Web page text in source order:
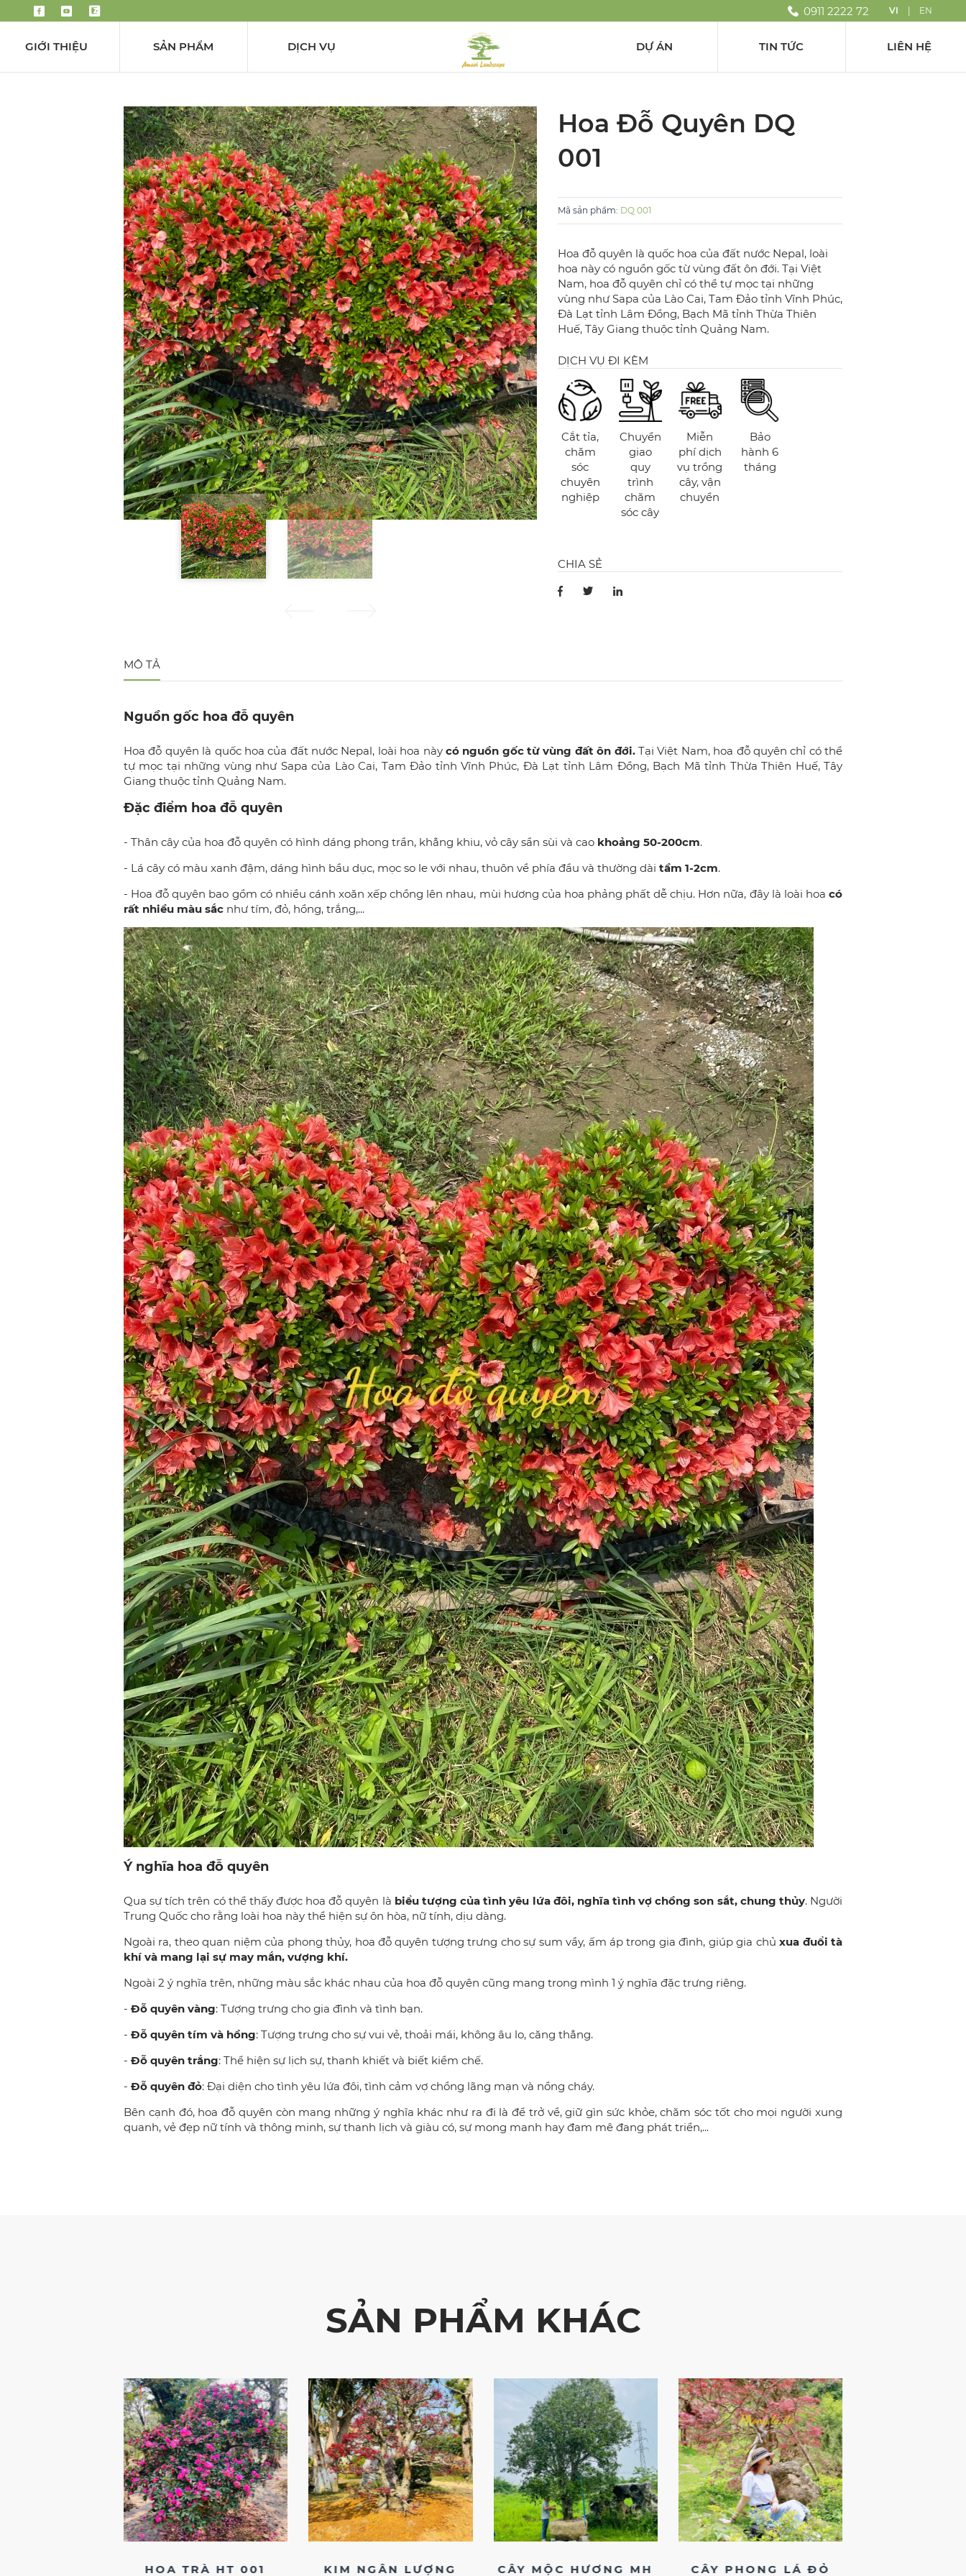
0911 2222 72 VI EN
GIỚI THIỆU SẢN PHẨM DỊCH VỤ DỰ ÁN TIN TỨC LIÊN HỆ
Hoa Đỗ Quyên DQ
001
Mã sản phẩm: DQ 001
Hoa đỗ quyên là quốc hoa của đất nước Nepal, loài
hoa này có nguồn gốc từ vùng đất ôn đới. Tại Việt
Nam, hoa đỗ quyên chỉ có thể tự mọc tại những
vùng như Sapa của Lào Cai, Tam Đảo tỉnh Vĩnh Phúc,
Đà Lạt tỉnh Lâm Đồng, Bạch Mã tỉnh Thừa Thiên
Huế, Tây Giang thuộc tỉnh Quảng Nam.
DỊCH VỤ ĐI KÈM
Cắt tỉa,
chăm
sóc
chuyên
nghiệp
Chuyển
giao
quy
trình
chăm
sóc cây
Miễn
phí dịch
vụ trồng
cây, vận
chuyển
Bảo
hành 6
tháng
CHIA SẺ
MÔ TẢ
Nguồn gốc hoa đỗ quyên
Hoa đỗ quyên là quốc hoa của đất nước Nepal, loài hoa nàycó nguồn gốc từ vùng đất ôn đới.Tại Việt Nam, hoa đỗ quyên chỉ có thể
tự mọc tại những vùng như Sapa của Lào Cai, Tam Đảo tỉnh Vĩnh Phúc, Đà Lạt tỉnh Lâm Đồng, Bạch Mã tỉnh Thừa Thiên Huế, Tây
Giang thuộc tỉnh Quảng Nam.
Đặc điểm hoa đỗ quyên
- Thân cây của hoa đỗ quyên có hình dáng phong trần, khẳng khiu, vỏ cây sần sùi và cao khoảng 50-200cm.
- Lá cây có màu xanh đậm, dáng hình bầu dục, mọc so le với nhau, thuôn về phía đầu và thường dài tầm 1-2cm.
- Hoa đỗ quyên bao gồm có nhiều cánh xoăn xếp chồng lên nhau, mùi hương của hoa phảng phất dễ chịu. Hơn nữa, đây là loài hoa có
rất nhiều màu sắc như tím, đỏ, hồng, trắng,...
Ý nghĩa hoa đỗ quyên
Qua sự tích trên có thể thấy được hoa đỗ quyên là biểu tượng của tình yêu lứa đôi, nghĩa tình vợ chồng son sắt, chung thủy. Người
Trung Quốc cho rằng loài hoa này thể hiện sự ôn hòa, nữ tính, dịu dàng.
Ngoài ra, theo quan niệm của phong thủy, hoa đỗ quyên tượng trưng cho sự sum vầy, ấm áp trong gia đình, giúp gia chủxua đuổi tà
khí và mang lại sự may mắn, vượng khí.
Ngoài 2 ý nghĩa trên, những màu sắc khác nhau của hoa đỗ quyên cũng mang trong mình 1 ý nghĩa đặc trưng riêng.
- Đỗ quyên vàng: Tượng trưng cho gia đình và tình bạn.
- Đỗ quyên tím và hồng: Tượng trưng cho sự vui vẻ, thoải mái, không âu lo, căng thẳng.
- Đỗ quyên trắng: Thể hiện sự lịch sự, thanh khiết và biết kiềm chế.
- Đỗ quyên đỏ: Đại diện cho tình yêu lứa đôi, tình cảm vợ chồng lãng mạn và nồng cháy.
Bên cạnh đó, hoa đỗ quyên còn mang những ý nghĩa khác như ra đi là để trở về, giữ gìn sức khỏe, chăm sóc tốt cho mọi người xung
quanh, vẻ đẹp nữ tính và thông minh, sự thanh lịch và giàu có, sự mong manh hay đam mê đang phát triển,...
SẢN PHẨM KHÁC
HOA TRÀ HT 001 KIM NGÂN LƯỢNG CÂY MỘC HƯƠNG MH CÂY PHONG LÁ ĐỎ